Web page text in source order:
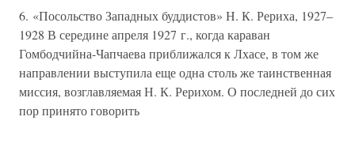
6. «Посольство Западных буддистов» Н. К. Рериха, 1927–
1928 В середине апреля 1927 г., когда караван
Гомбодчийна-Чапчаева приближался к Лхасе, в том же
направлении выступила еще одна столь же таинственная
миссия, возглавляемая Н. К. Рерихом. О последней до сих
пор принято говорить